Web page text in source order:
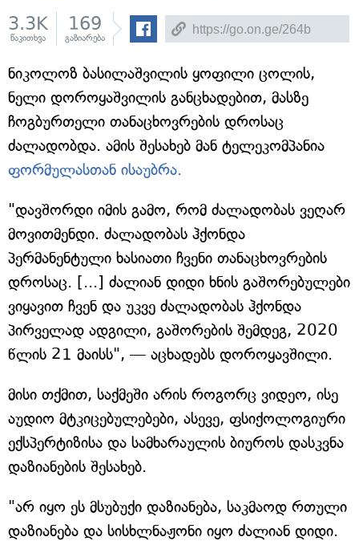
3.3K
წაკითხვა
169
გაზიარება
ნიკოლოზ ბასილაშვილის ყოფილი ცოლის,
ნელი დოროყაშვილის განცხადებით, მასზე
ჩოგბურთელი თანაცხოვრების დროსაც
ძალადობდა. ამის შესახებ მან ტელეკომპანია
ფორმულასთან ისაუბრა.
"დავშორდი იმის გამო, რომ ძალადობას ვეღარ
მოვითმენდი. ძალადობას ჰქონდა
პერმანენტული ხასიათი ჩვენი თანაცხოვრების
დროსაც. [...] ძალიან დიდი ხნის გაშორებულები
ვიყავით ჩვენ და უკვე ძალადობას ჰქონდა
პირველად ადგილი, გაშორების შემდეგ, 2020
წლის 21 მაისს", — აცხადებს დოროყავშილი.
მისი თქმით, საქმეში არის როგორც ვიდეო, ისე
აუდიო მტკიცებულებები, ასევე, ფსიქოლოგიური
ექსპერტიზისა და სამხარაულის ბიუროს დასკვნა
დაზიანების შესახებ.
"არ იყო ეს მსუბუქი დაზიანება, საკმაოდ რთული
დაზიანება და სისხლნაჟონი იყო ძალიან დიდი.